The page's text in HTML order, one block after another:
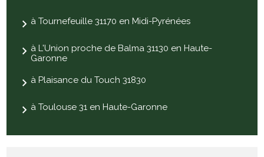
à Tournefeuille 31170 en Midi-Pyrénées
à L'Union proche de Balma 31130 en Haute-
Garonne
à Plaisance du Touch 31830
à Toulouse 31 en Haute-Garonne